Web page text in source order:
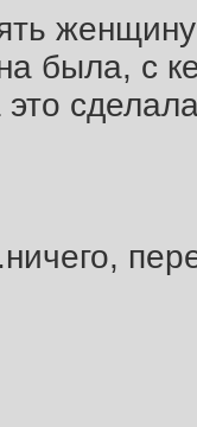
была, с
это